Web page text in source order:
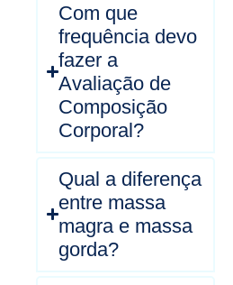
Com que
frequência devo
fazer a
Avaliação de
Composição
Corporal?
Qual a diferença
entre massa
magra e massa
gorda?